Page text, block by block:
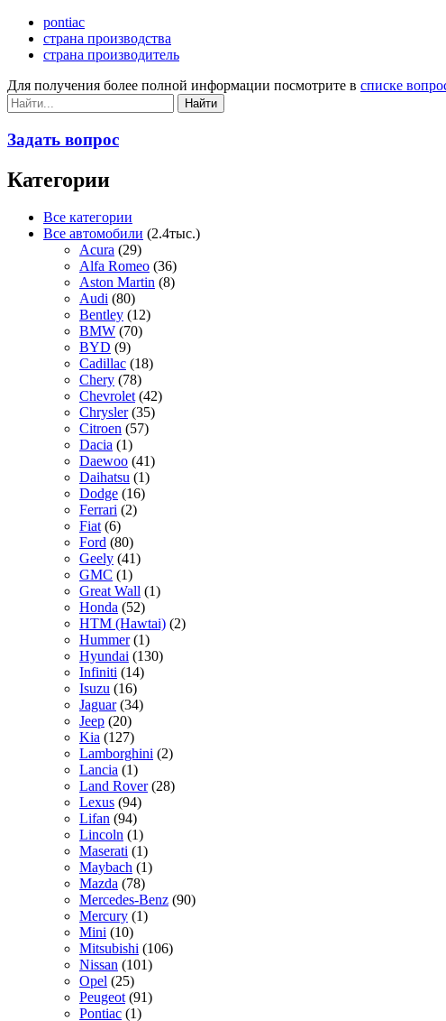
pontiac
страна производства
страна производитель
Для получения более полной информации посмотрите в списке
Задать вопрос
Категории
Все категории
Все автомобили (2.4тыс.)
Acura (29)
Alfa Romeo (36)
Aston Martin (8)
Audi (80)
Bentley (12)
BMW (70)
BYD (9)
Cadillac (18)
Chery (78)
Chevrolet (42)
Chrysler (35)
Citroen (57)
Dacia (1)
Daewoo (41)
Daihatsu (1)
Dodge (16)
Ferrari (2)
Fiat (6)
Ford (80)
Geely (41)
GMC (1)
Great Wall (1)
Honda (52)
HTM (Hawtai) (2)
Hummer (1)
Hyundai (130)
Infiniti (14)
Isuzu (16)
Jaguar (34)
Jeep (20)
Kia (127)
Lamborghini (2)
Lancia (1)
Land Rover (28)
Lexus (94)
Lifan (94)
Lincoln (1)
Maserati (1)
Maybach (1)
Mazda (78)
Mercedes-Benz (90)
Mercury (1)
Mini (10)
Mitsubishi (106)
Nissan (101)
Opel (25)
Peugeot (91)
Pontiac (1)